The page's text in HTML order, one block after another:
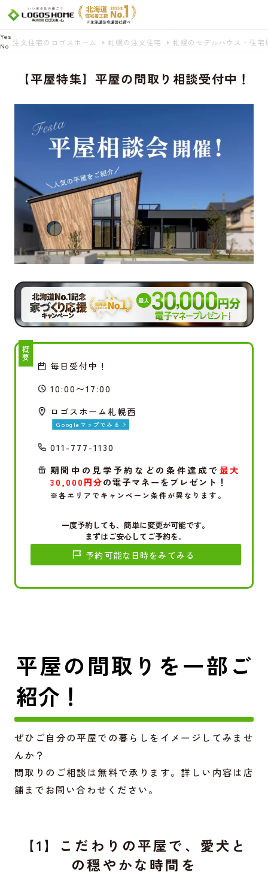
注文住宅のロゴスホーム 札幌の注文住宅 札幌のモデルハウス・住宅
【平屋特集】平屋の間取り相談受付中！
概要
毎日受付中！
10:00〜17:00
ロゴスホーム札幌西
Googleマップでみる
011-777-1130
期間中の見学予約などの条件達成で最大
30,000円分の電子マネーをプレゼント！
※各エリアでキャンペーン条件が異なります。
一度予約しても、簡単に変更が可能です。
まずはご安心してご予約を。
予約可能な日時をみてみる
平屋の間取りを一部ご
紹介！
ぜひご自分の平屋での暮らしをイメージしてみませ
んか？
間取りのご相談は無料で承ります。詳しい内容は店
舗までお問い合わせください。
【1】こだわりの平屋で、愛犬と
の穏やかな時間を
Cookie を使用して、お客様の活動を追跡してもよろしいですか? 当社ではお客様の
プライバシーを極めて重視しています。詳細について、およびご質問がある場合
は、当社のプライバシーポリシーをご覧ください。
Yes
No